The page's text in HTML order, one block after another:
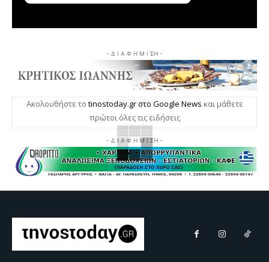
- Δ Ι Α Φ Η Μ Ι ΣΗ -
Ακολουθήστε το tinostoday.gr στο Google News και μάθετε
πρώτοι όλες τις ειδήσεις
- Δ Ι Α Φ Η Μ Ι ΣΗ -